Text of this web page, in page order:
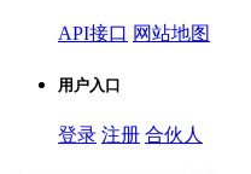
API接口 网站地图
用户入口
登录 注册 合伙人